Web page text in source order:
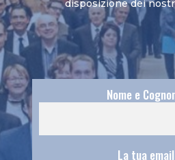
disposizione dei
Nome e
La tua